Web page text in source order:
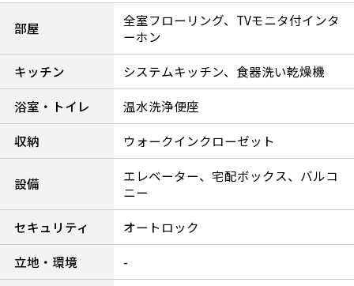
部屋
全室フローリング、TVモニタ付インタ
ーホン
キッチン
システムキッチン、食器洗い乾燥機
浴室・トイレ
温水洗浄便座
収納
ウォークインクローゼット
設備
エレベーター、宅配ボックス、バルコ
ニー
セキュリティ
オートロック
立地・環境
-